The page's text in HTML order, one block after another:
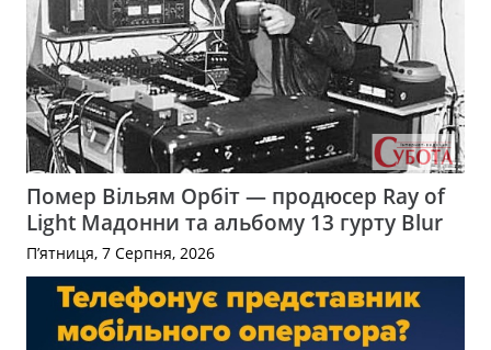
Помер Вільям Орбіт — продюсер Ray of
Light Мадонни та альбому 13 гурту Blur
П’ятниця, 7 Серпня, 2026